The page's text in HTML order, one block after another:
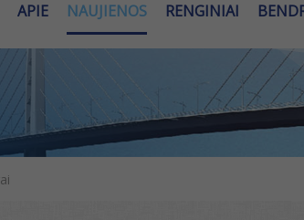
APIE NAUJIENOS RENGINIAI